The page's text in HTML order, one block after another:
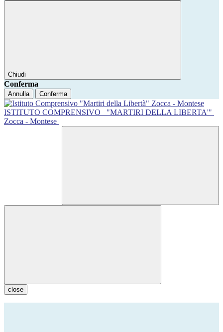
Chiudi
Conferma
Annulla Conferma
ISTITUTO COMPRENSIVO
"MARTIRI DELLA LIBERTA'"
Zocca - Montese
close